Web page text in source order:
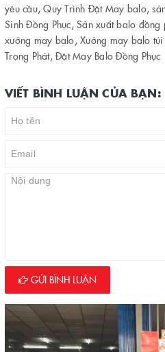
yêu cầu,Quy Trình Đặt May balo,
Sinh Đồng Phục, Sản xuất balo đồng
xưởng may balo, Xưởng may balo
Trọng Phát, Đặt May Balo Đồng Phục
VIẾT BÌNH LUẬN CỦA BẠN:
GỬI BÌNH LUẬN